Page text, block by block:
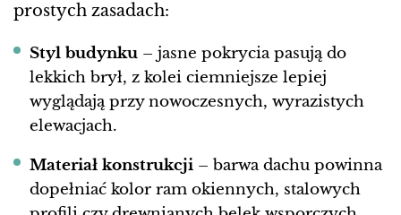
prostych zasadach:
Styl budynku – jasne pokrycia pasują do
lekkich brył, z kolei ciemniejsze lepiej
wyglądają przy nowoczesnych, wyrazistych
elewacjach.
Materiał konstrukcji – barwa dachu powinna
dopełniać kolor ram okiennych, stalowych